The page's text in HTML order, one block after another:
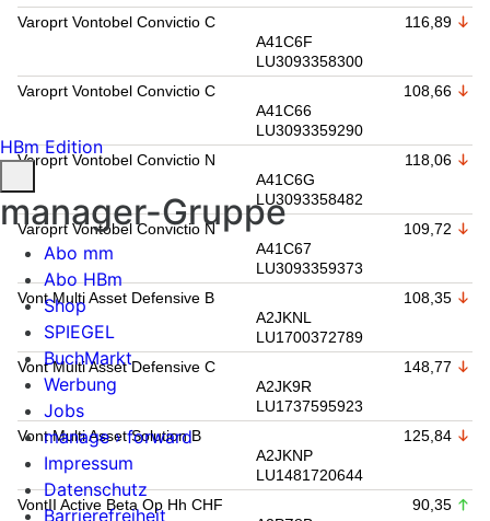
Varoprt Vontobel Convictio C
A41C6F
LU3093358300
116,89
Varoprt Vontobel Convictio C
A41C66
LU3093359290
108,66
Varoprt Vontobel Convictio N
A41C6G
LU3093358482
118,06
Varoprt Vontobel Convictio N
A41C67
LU3093359373
109,72
Vont Multi Asset Defensive B
A2JKNL
LU1700372789
108,35
Vont Multi Asset Defensive C
A2JK9R
LU1737595923
148,77
Vont Multi Asset Solution B
A2JKNP
LU1481720644
125,84
VontII Active Beta Op Hh CHF
90,35
HBm Edition
manager-Gruppe
Abo mm
Abo HBm
Shop
SPIEGEL
BuchMarkt
Werbung
Jobs
manage › forward
Impressum
Datenschutz
Barrierefreiheit